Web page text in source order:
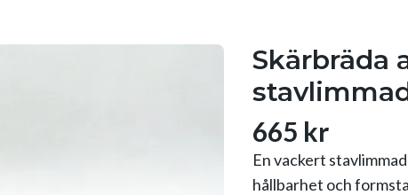
Skärbräda
665 kr
En vackert
hållbarhet och